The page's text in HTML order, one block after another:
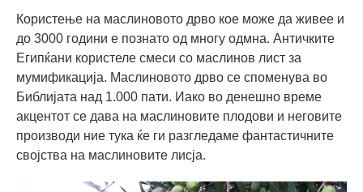
Користење на маслиновото дрво кое може да живее и
до 3000 години е познато од многу одмна. Античките
Египќани користеле смеси со маслинов лист за
мумификација. Маслиновото дрво се споменува во
Библијата над 1.000 пати. Иако во денешно време
акцентот се дава на маслиновите плодови и неговите
производи ние тука ќе ги разгледаме фантастичните
својства на маслиновите лисја.